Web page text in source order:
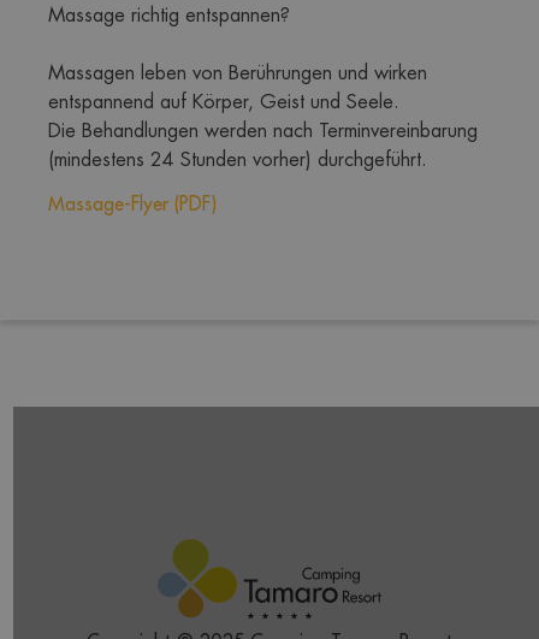
Massage richtig entspannen?
Massagen leben von Berührungen und wirken
entspannend auf Körper, Geist und Seele.
Die Behandlungen werden nach Terminvereinbarung
(mindestens 24 Stunden vorher) durchgeführt.
Massage-Flyer (PDF)